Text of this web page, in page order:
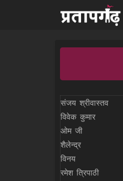
संजय श्रीवास्तव
विवेक कुमार
ओम जी
शैलेन्द्र
विनय
रमेश त्रिपाठी